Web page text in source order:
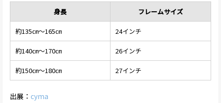
身長 フレームサイズ
約135㎝～165㎝ 24インチ
約140㎝～170㎝ 26インチ
約150㎝～180㎝ 27インチ
出展： cyma